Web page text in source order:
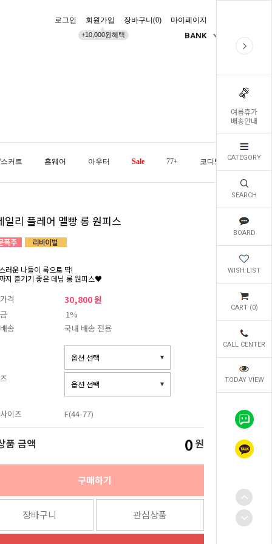
여름휴가
배송안내
CATEGORY
SEARCH
BOARD
WISH LIST
CART (0)
CALL CENTER
TODAY VIEW
로그인 회원가입
+10,000원혜택
장바구니(0) 마이페이지
BANK
커트 홈웨어 아우터 Sale 77+ 코디템 오늘발송
일리 플레어 멜빵 롱 원피스
러운 나들이 룩으로 딱!
지 즐기기 좋은 데님 롱 원피스♥
격 30,800 원
1%
송
국내 배송 전용
이즈 F(44-77)
품 금액 0 원
구매하기
장바구니 관심상품